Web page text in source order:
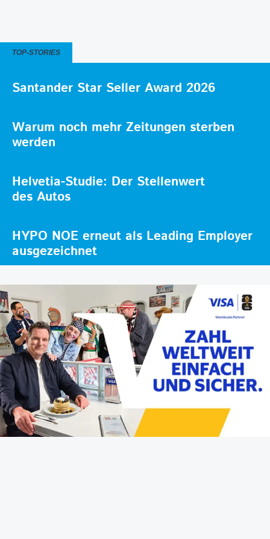
TOP-STORIES
Santander Star Seller Award 2026
Warum noch mehr Zeitungen sterben
werden
Helvetia-Studie: Der Stellenwert
des Autos
HYPO NOE erneut als Leading Employer
ausgezeichnet